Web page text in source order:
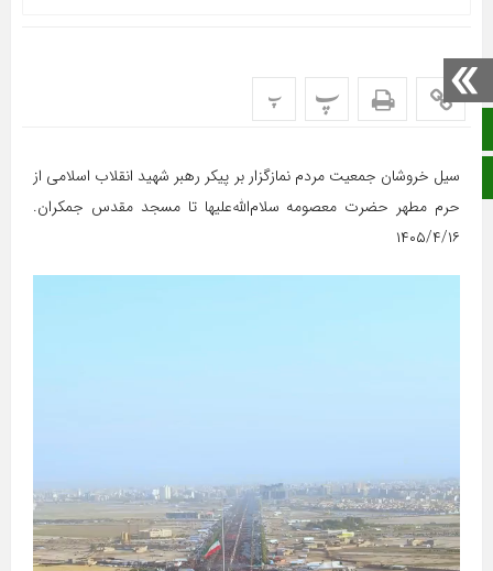
صفحه نخست
پ پ
سیل خروشان جمعیت مردم نمازگزار بر پیکر رهبر شهید انقلاب اسلامی از
حرم مطهر حضرت معصومه سلام‌الله‌علیها تا مسجد مقدس جمکران.
۱۴۰۵/۴/۱۶